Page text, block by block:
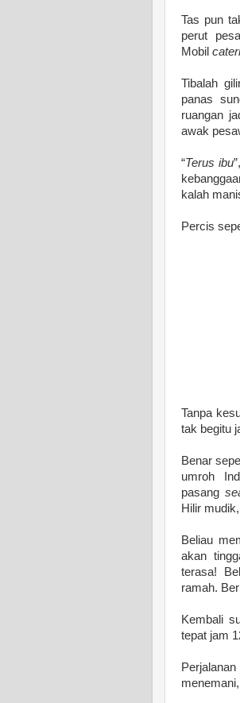
Tas pun
perut
Mobil
Tibalah
panas
ruangan
awak
“Terus ibu
kalah
Percis
Tanpa
tak begitu
Benar
umroh
pasang
Hilir
Beliau
akan
terasa!
ramah.
Kembali
tepat jam